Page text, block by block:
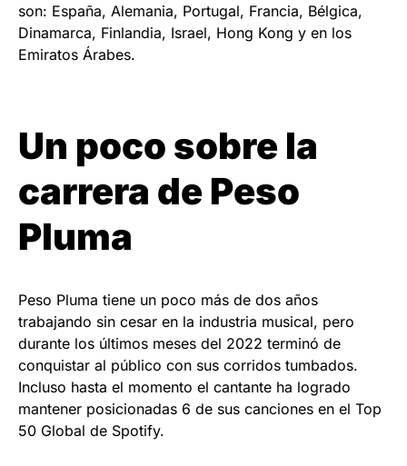
son: España, Alemania, Portugal, Francia, Bélgica,
Dinamarca, Finlandia, Israel, Hong Kong y en los
Emiratos Árabes.
Un poco sobre la
carrera de Peso
Pluma
Peso Pluma tiene un poco más de dos años
trabajando sin cesar en la industria musical, pero
durante los últimos meses del 2022 terminó de
conquistar al público con sus corridos tumbados.
Incluso hasta el momento el cantante ha logrado
mantener posicionadas 6 de sus canciones en el Top
50 Global de Spotify.